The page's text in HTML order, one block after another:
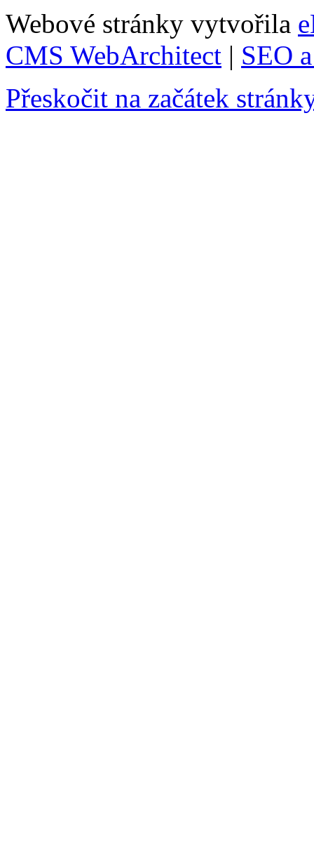
Webové stránky vytvořila
CMS WebArchitect | SEO
Přeskočit na začátek